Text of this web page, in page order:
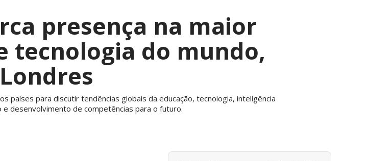
presença na maior
tecnologia do mundo,
para discutir tendências globais da educação, tecnologia, inteligência
desenvolvimento de competências para o futuro.